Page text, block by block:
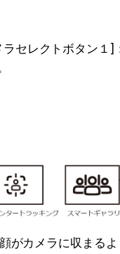
セレクトボタン１]
がカメラに収まるよ